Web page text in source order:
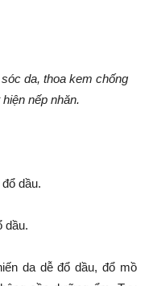
da, thoa kem chống
nếp nhăn.
dầu.
da dễ đổ dầu, đổ mồ